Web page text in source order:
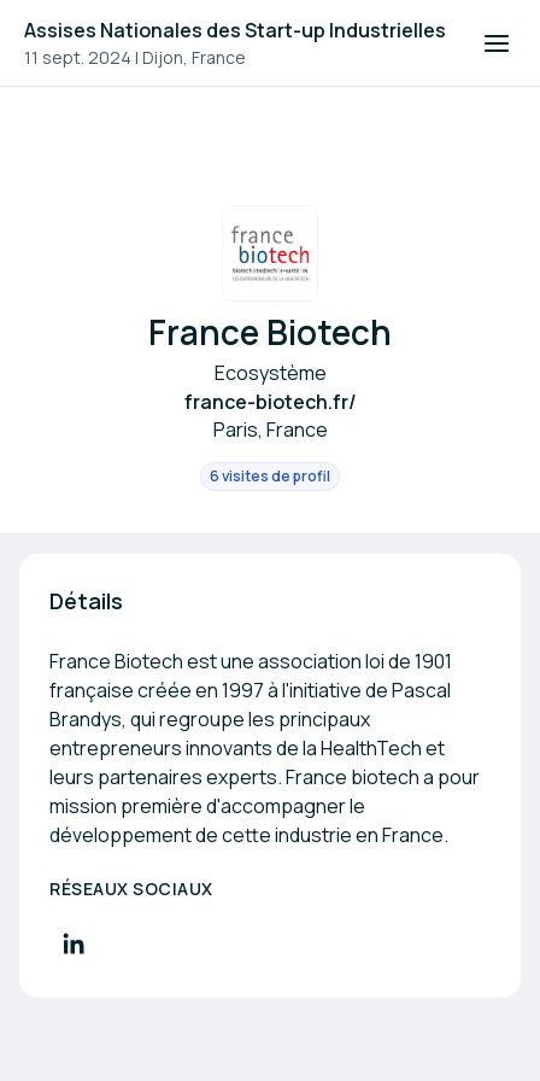
Assises Nationales des Start-up Industrielles
11 sept. 2024 | Dijon, France
France Biotech
Ecosystème
france-biotech.fr/
Paris, France
6 visites de profil
Détails
France Biotech est une association loi de 1901
française créée en 1997 à l'initiative de Pascal
Brandys, qui regroupe les principaux
entrepreneurs innovants de la HealthTech et
leurs partenaires experts. France biotech a pour
mission première d'accompagner le
développement de cette industrie en France.
RÉSEAUX SOCIAUX